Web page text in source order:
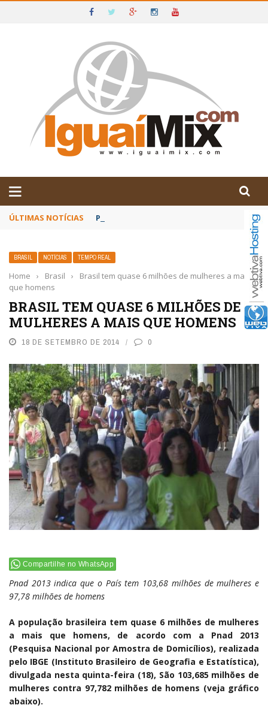
IGUAÍ E SUDOESTE DA BAHIA
ÚLTIMAS NOTÍCIAS Poetas baianos representam o Brasil no
BRASIL NOTÍCIAS TEMPO REAL
Home › Brasil ›
Brasil tem quase 6 milhões de mulheres a mais
que homens
BRASIL TEM QUASE 6 MILHÕES DE
MULHERES A MAIS QUE HOMENS
18 DE SETEMBRO DE 2014 0
Compartilhe no WhatsApp
Pnad 2013 indica que o País tem 103,68 milhões de mulheres e
97,78 milhões de homens
A população brasileira tem quase 6 milhões de mulheres
a mais que homens, de acordo com a Pnad 2013
(Pesquisa Nacional por Amostra de Domicílios), realizada
pelo IBGE (Instituto Brasileiro de Geografia e Estatística),
divulgada nesta quinta-feira (18), São 103,685 milhões de
mulheres contra 97,782 milhões de homens (veja gráfico
abaixo).